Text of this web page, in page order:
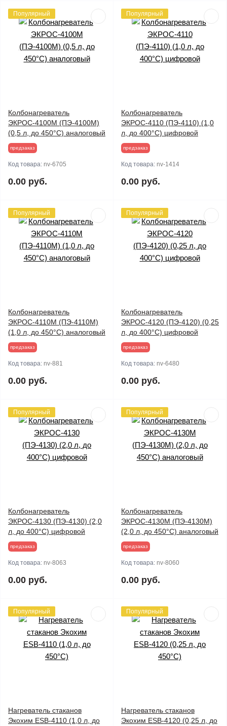
Популярный
Колбонагреватель
ЭКРОС-4100М (ПЭ-4100М)
(0,5 л, до 450°С) аналоговый
предзаказ
Код товара: nv-6705
0.00 руб.
Популярный
Колбонагреватель
ЭКРОС-4110 (ПЭ-4110) (1,0
л, до 400°С) цифровой
предзаказ
Код товара: nv-1414
0.00 руб.
Популярный
Колбонагреватель
ЭКРОС-4110М (ПЭ-4110М)
(1,0 л, до 450°С) аналоговый
предзаказ
Код товара: nv-881
0.00 руб.
Популярный
Колбонагреватель
ЭКРОС-4120 (ПЭ-4120) (0,25
л, до 400°С) цифровой
предзаказ
Код товара: nv-6480
0.00 руб.
Популярный
Колбонагреватель
ЭКРОС-4130 (ПЭ-4130) (2,0
л, до 400°С) цифровой
предзаказ
Код товара: nv-8063
0.00 руб.
Популярный
Колбонагреватель
ЭКРОС-4130М (ПЭ-4130М)
(2,0 л, до 450°С) аналоговый
предзаказ
Код товара: nv-8060
0.00 руб.
Популярный
Нагреватель стаканов
Экохим ESB-4110 (1,0 л, до
Популярный
Нагреватель стаканов
Экохим ESB-4120 (0,25 л, до